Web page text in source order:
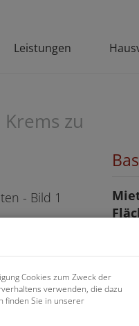
Leistungen
zu
Cookies zum Zweck der
verwenden, die dazu
finden Sie in unserer